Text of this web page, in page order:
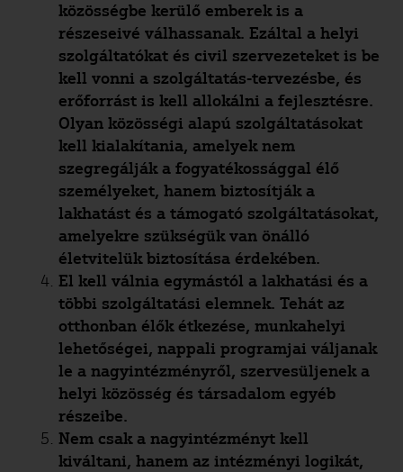
közösségbe kerülő emberek is a
részeseivé válhassanak. Ezáltal a helyi
szolgáltatókat és civil szervezeteket is be
kell vonni a szolgáltatás-tervezésbe, és
erőforrást is kell allokálni a fejlesztésre.
Olyan közösségi alapú szolgáltatásokat
kell kialakítania, amelyek nem
szegregálják a fogyatékossággal élő
személyeket, hanem biztosítják a
lakhatást és a támogató szolgáltatásokat,
amelyekre szükségük van önálló
életvitelük biztosítása érdekében.
El kell válnia egymástól a lakhatási és a
többi szolgáltatási elemnek. Tehát az
otthonban élők étkezése, munkahelyi
lehetőségei, nappali programjai váljanak
le a nagyintézményről, szervesüljenek a
helyi közösség és társadalom egyéb
részeibe.
Nem csak a nagyintézményt kell
kiváltani, hanem az intézményi logikát,